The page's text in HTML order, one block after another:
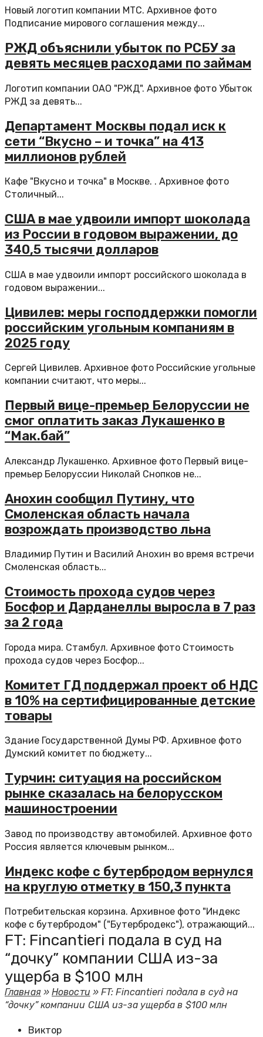
Новый логотип компании МТС. Архивное фото
Подписание мирового соглашения между...
РЖД объяснили убыток по РСБУ за
девять месяцев расходами по займам
Логотип компании ОАО "РЖД". Архивное фото Убыток
РЖД за девять...
Департамент Москвы подал иск к
сети “Вкусно – и точка” на 413
миллионов рублей
Кафе "Вкусно и точка" в Москве. . Архивное фото
Столичный...
США в мае удвоили импорт шоколада
из России в годовом выражении, до
340,5 тысячи долларов
США в мае удвоили импорт российского шоколада в
годовом выражении...
Цивилев: меры господдержки помогли
российским угольным компаниям в
2025 году
Сергей Цивилев. Архивное фото Российские угольные
компании считают, что меры...
Первый вице-премьер Белоруссии не
смог оплатить заказ Лукашенко в
“Мак.бай”
Александр Лукашенко. Архивное фото Первый вице-
премьер Белоруссии Николай Снопков не...
Анохин сообщил Путину, что
Смоленская область начала
возрождать производство льна
Владимир Путин и Василий Анохин во время встречи
Смоленская область...
Стоимость прохода судов через
Босфор и Дарданеллы выросла в 7 раз
за 2 года
Города мира. Стамбул. Архивное фото Стоимость
прохода судов через Босфор...
Комитет ГД поддержал проект об НДС
в 10% на сертифицированные детские
товары
Здание Государственной Думы РФ. Архивное фото
Думский комитет по бюджету...
Турчин: ситуация на российском
рынке сказалась на белорусском
машиностроении
Завод по производству автомобилей. Архивное фото
Россия является ключевым рынком...
Индекс кофе с бутербродом вернулся
на круглую отметку в 150,3 пункта
Потребительская корзина. Архивное фото "Индекс
кофе с бутербродом" ("Бутербродекс"), отражающий...
FT: Fincantieri подала в суд на
“дочку” компании США из-за
ущерба в $100 млн
Главная»Новости »FT: Fincantieri подала в суд на
“дочку” компании США из-за ущерба в $100 млн
Виктор